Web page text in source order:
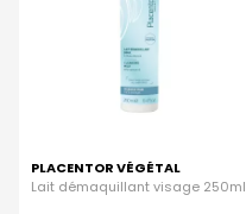
PLACENTOR VÉGÉTAL
Lait démaquillant visage 250ml